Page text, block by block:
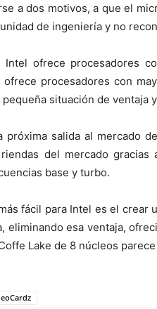
a dos motivos, a que el
de ingeniería y no
Intel ofrece procesadores
ofrece procesadores con
situación de ventaja
próxima salida al mercado
del mercado
base y turbo.
fácil para Intel es el
eliminando esa ventaja,
Lake de 8 núcleos